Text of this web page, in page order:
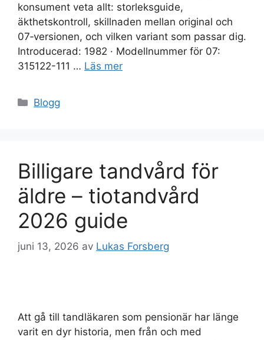
konsument veta allt: storleksguide,
äkthetskontroll, skillnaden mellan original och
07‑versionen, och vilken variant som passar dig.
Introducerad: 1982 · Modellnummer för 07:
315122-111 … Läs mer
Kategorier
Blogg
Billigare tandvård för
äldre – tiotandvård
2026 guide
juni 13, 2026 av Lukas Forsberg
Att gå till tandläkaren som pensionär har länge
varit en dyr historia, men från och med